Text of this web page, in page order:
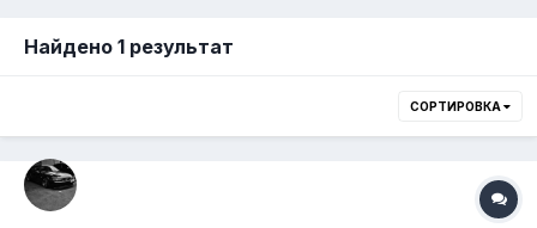
Найдено 1 результат
СОРТИРОВКА